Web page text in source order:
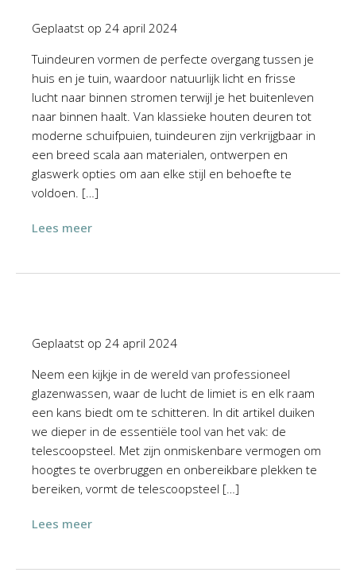
Geplaatst op 24 april 2024
Tuindeuren vormen de perfecte overgang tussen je
huis en je tuin, waardoor natuurlijk licht en frisse
lucht naar binnen stromen terwijl je het buitenleven
naar binnen haalt. Van klassieke houten deuren tot
moderne schuifpuien, tuindeuren zijn verkrijgbaar in
een breed scala aan materialen, ontwerpen en
glaswerk opties om aan elke stijl en behoefte te
voldoen. […]
Lees meer
Geplaatst op 24 april 2024
Neem een kijkje in de wereld van professioneel
glazenwassen, waar de lucht de limiet is en elk raam
een kans biedt om te schitteren. In dit artikel duiken
we dieper in de essentiële tool van het vak: de
telescoopsteel. Met zijn onmiskenbare vermogen om
hoogtes te overbruggen en onbereikbare plekken te
bereiken, vormt de telescoopsteel […]
Lees meer